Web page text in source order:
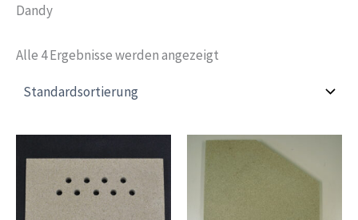
Dandy
Alle 4 Ergebnisse werden angezeigt